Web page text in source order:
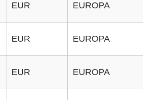
EUR EUROPA
EUR EUROPA
EUR EUROPA